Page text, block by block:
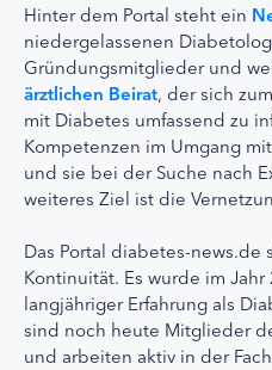
Hinter dem Portal steht ein
niedergelassenen
Gründungsmitglieder und
ärztlichen Beirat, der sich
mit Diabetes umfassend zu
Kompetenzen im Umgang
und sie bei der Suche nach
weiteres Ziel ist die
Das Portal diabetes-
Kontinuität. Es wurde im
langjähriger Erfahrung als
sind noch heute Mitglieder
und arbeiten aktiv in der